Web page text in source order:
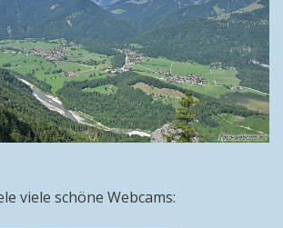
viele schöne Webcams: